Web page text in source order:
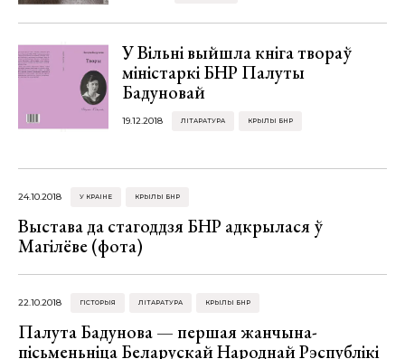
У Вільні выйшла кніга твораў
міністаркі БНР Палуты
Бадуновай
19.12.2018 ЛІТАРАТУРА КРЫЛЫ БНР
24.10.2018 У КРАІНЕ КРЫЛЫ БНР
Выстава да стагоддзя БНР адкрылася ў
Магілёве (фота)
22.10.2018 ГІСТОРЫЯ ЛІТАРАТУРА КРЫЛЫ БНР
Палута Бадунова — першая жанчына-
пісьменьніца Беларускай Народнай Рэспублікі